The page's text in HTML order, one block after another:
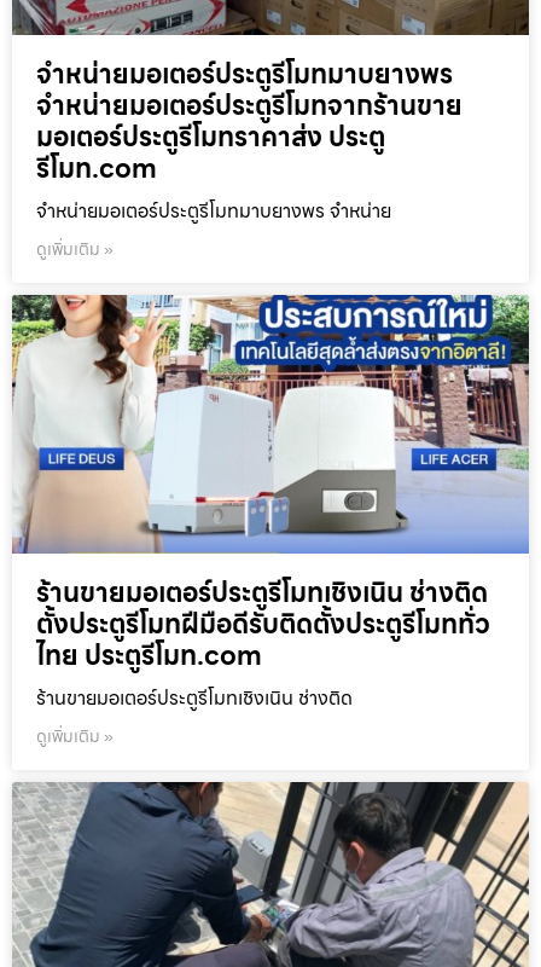
จำหน่ายมอเตอร์ประตูรีโมทมาบยางพร
จำหน่ายมอเตอร์ประตูรีโมทจากร้านขาย
มอเตอร์ประตูรีโมทราคาส่ง ประตู
รีโมท.com
จำหน่ายมอเตอร์ประตูรีโมทมาบยางพร จำหน่าย
ดูเพิ่มเติม »
ร้านขายมอเตอร์ประตูรีโมทเชิงเนิน ช่างติด
ตั้งประตูรีโมทฝีมือดีรับติดตั้งประตูรีโมททั่ว
ไทย ประตูรีโมท.com
ร้านขายมอเตอร์ประตูรีโมทเชิงเนิน ช่างติด
ดูเพิ่มเติม »